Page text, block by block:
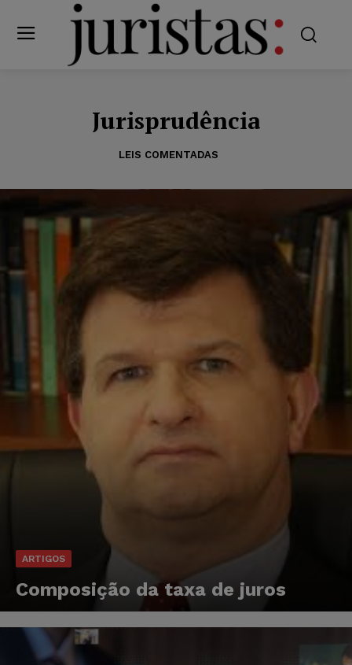
Jurisprudência
LEIS COMENTADAS
ARTIGOS
Composição da taxa de juros